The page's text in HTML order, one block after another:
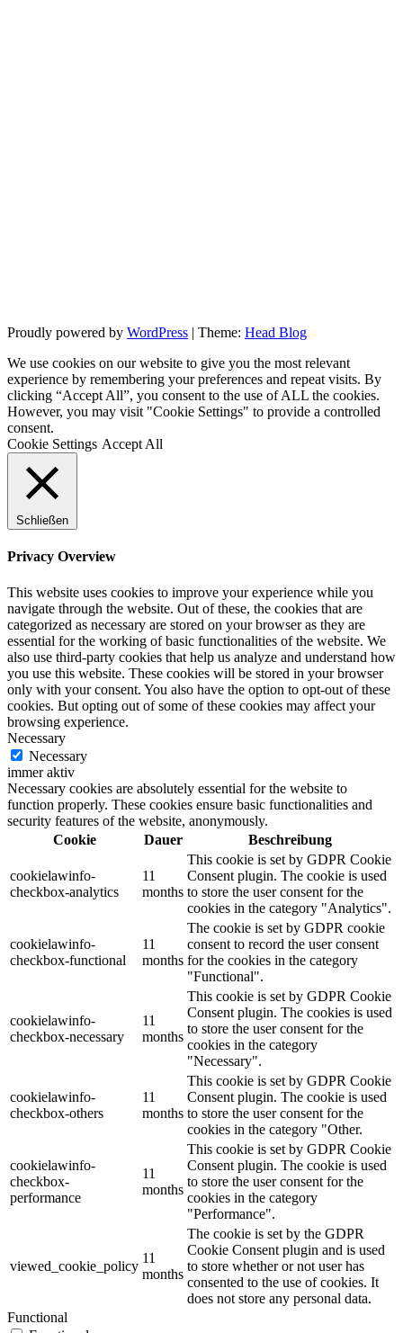
Proudly powered by WordPress | Theme: Head Blog
We use cookies on our website to give you the most relevant
experience by remembering your preferences and repeat visits. By
clicking “Accept All”, you consent to the use of ALL the cookies.
However, you may visit "Cookie Settings" to provide a controlled
consent.
Cookie Settings Accept All
Schließen
Privacy Overview
This website uses cookies to improve your experience while you
navigate through the website. Out of these, the cookies that are
categorized as necessary are stored on your browser as they are
essential for the working of basic functionalities of the website. We
also use third-party cookies that help us analyze and understand how
you use this website. These cookies will be stored in your browser
only with your consent. You also have the option to opt-out of these
cookies. But opting out of some of these cookies may affect your
browsing experience.
Necessary
Necessary
immer aktiv
Necessary cookies are absolutely essential for the website to
function properly. These cookies ensure basic functionalities and
security features of the website, anonymously.
Cookie
Dauer Beschreibung
cookielawinfo-
checkbox-analytics
11
months
This cookie is set by GDPR Cookie
Consent plugin. The cookie is used
to store the user consent for the
cookies in the category "Analytics".
cookielawinfo-
checkbox-functional
11
months
The cookie is set by GDPR cookie
consent to record the user consent
for the cookies in the category
"Functional".
cookielawinfo-
checkbox-necessary
11
months
This cookie is set by GDPR Cookie
Consent plugin. The cookies is used
to store the user consent for the
cookies in the category
"Necessary".
cookielawinfo-
checkbox-others
11
months
This cookie is set by GDPR Cookie
Consent plugin. The cookie is used
to store the user consent for the
cookies in the category "Other.
cookielawinfo-
checkbox-
performance
11
months
This cookie is set by GDPR Cookie
Consent plugin. The cookie is used
to store the user consent for the
cookies in the category
"Performance".
viewed_cookie_policy
11
months
The cookie is set by the GDPR
Cookie Consent plugin and is used
to store whether or not user has
consented to the use of cookies. It
does not store any personal data.
Functional